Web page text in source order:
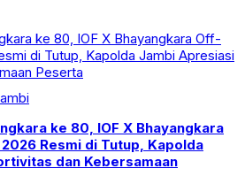
ke 80, IOF X Bhayangkara
Resmi di Tutup, Kapolda
dan Kebersamaan